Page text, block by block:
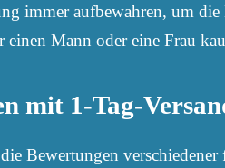
immer aufbewahren, um
Mann oder eine Frau
mit 1-Tag-
Bewertungen